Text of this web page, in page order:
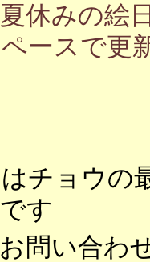
休みの絵
ースで更
チョウの
す
問い合わせ